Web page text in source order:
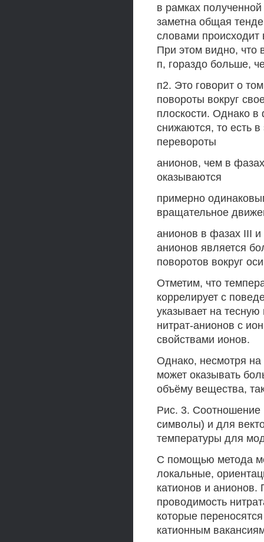
в рамках
заметна общая
словами происходит
При этом видно, что
п, гораздо больше,
п2. Это говорит о
повороты вокруг
плоскости. Однако в
снижаются, то есть
перевороты
анионов, чем в
оказываются
примерно
вращательное
анионов в фазах III
анионов является
поворотов вокруг
Отметим, что
коррелирует с
указывает на
нитрат-анионов с
свойствами ионов.
Однако, несмотря на
может оказывать
объёму вещества,
Рис. 3. Соотношение
символы) и для
температуры для
С помощью метода
локальные,
катионов и
проводимость
которые
катионным